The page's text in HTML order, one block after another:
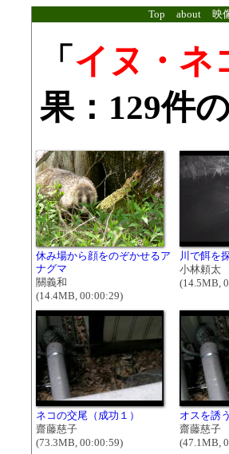
Top about 映
「 イヌ・ネ
果：129件
休み場から顔をのぞかせるア
ナグマ
關義和
(14.4MB, 00:00:29)
川で餌を
小林頼太
(14.5MB,
ネコの交尾（成功１）
齋藤慈子
(73.3MB, 00:00:59)
オスを誘
齋藤慈子
(47.1MB,